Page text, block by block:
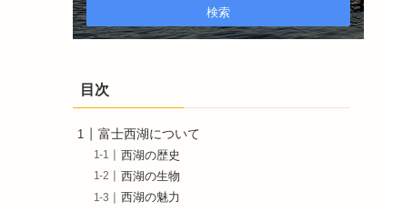
目次
富士西湖について
西湖の歴史
西湖の生物
西湖の魅力